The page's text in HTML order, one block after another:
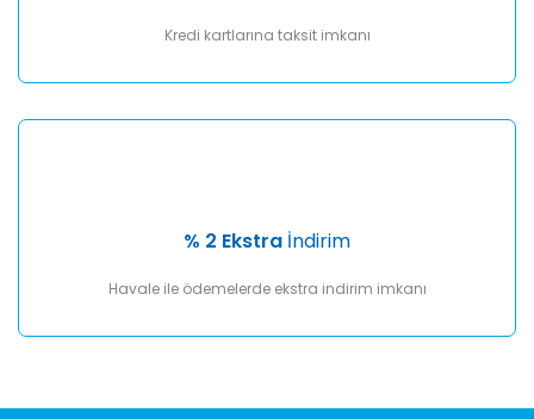
Kredi kartlarına taksit imkanı
% 2 Ekstra İndirim
Havale ile ödemelerde ekstra indirim imkanı